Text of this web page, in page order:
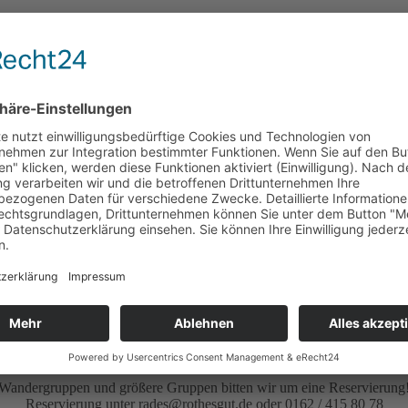
Mo.:10:00 – 16:00 Uhr
Di. – Mi.:geschlossen
Do. – Sa.:10:00 – 16:00 Uhr
Buß & Bettag:
und nach Absprache für Sie da.
Büro am Wochenende nicht besetzt ist und Ihre Anrufe nicht
und größere Gruppen bitten wir um eine
Reservierung unter rades@rothesgut.de oder 0162 / 415 80 78